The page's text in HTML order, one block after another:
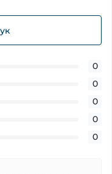
0
0
0
0
0